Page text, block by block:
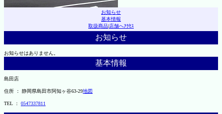
お知らせ
基本情報
取扱商品|店舗へｱｸｾｽ
お知らせ
お知らせはありません。
基本情報
島田店
住所 ： 静岡県島田市阿知ヶ谷63-29地図
TEL ： 0547337811